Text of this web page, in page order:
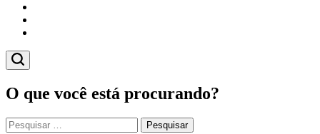
O que você está procurando?